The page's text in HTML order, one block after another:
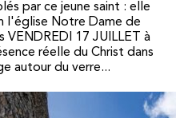
par ce jeune saint : elle
l'église Notre Dame de
VENDREDI 17 JUILLET à
réelle du Christ dans
autour du verre...